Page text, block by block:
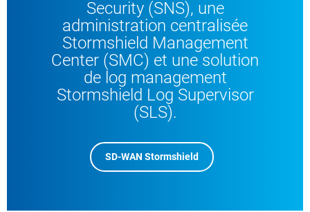
Security (SNS), une
administration centralisée
Stormshield Management
Center (SMC) et une solution
de log management
Stormshield Log Supervisor
(SLS).
SD-WAN Stormshield